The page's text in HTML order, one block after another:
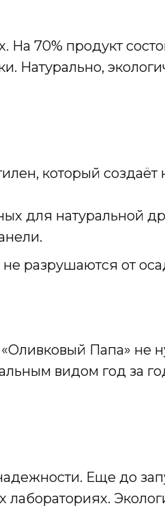
70% продукт
Натурально,
который
для натуральной
разрушаются от
Папа» не
видом год за
Еще до